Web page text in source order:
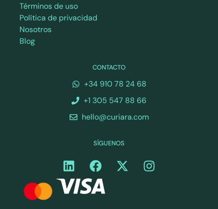
Términos de uso
Política de privacidad
Nosotros
Blog
CONTACTO
+34 910 78 24 68
+1 305 547 88 66
hello@curiara.com
SÍGUENOS